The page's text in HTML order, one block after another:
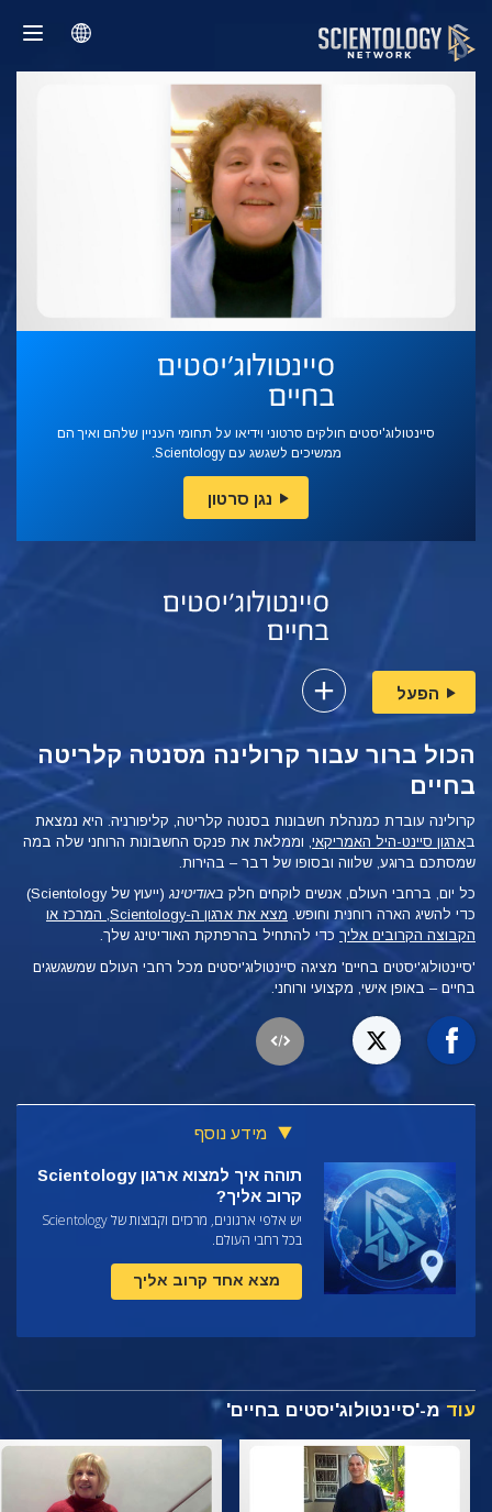
סיינטולוג'יסטים חולקים סרטוני וידיאו על תחומי העניין שלהם ואיך הם
ממשיכים לשגשג עם Scientology.
נגן סרטון
הפעל
הכול ברור עבור קרולינה מסנטה קלריטה
בחיים
קרולינה עובדת כמנהלת חשבונות בסנטה קלריטה, קליפורניה. היא נמצאת
בארגון סיינט-היל האמריקאי , וממלאת את פנקס החשבונות הרוחני שלה במה
שמסתכם ברוגע, שלווה ובסופו של דבר – בהירות.
כל יום, ברחבי העולם, אנשים לוקחים חלק באודיטינג
(ייעוץ של Scientology)
כדי להשיג הארה רוחנית וחופש.
מצא את ארגון ה-Scientology, המרכז או
הקבוצה הקרובים אליך כדי להתחיל בהרפתקת האודיטינג שלך.
'סיינטולוג'יסטים בחיים' מציגה סיינטולוג'יסטים מכל רחבי העולם שמשגשגים
בחיים – באופן אישי, מקצועי ורוחני.
מידע נוסף
תוהה איך למצוא ארגון Scientology
קרוב אליך?
יש אלפי ארגונים, מרכזים וקבוצות של Scientology
בכל רחבי העולם.
מצא אחד קרוב אליך
עוד מ-'סיינטולוג'יסטים בחיים'